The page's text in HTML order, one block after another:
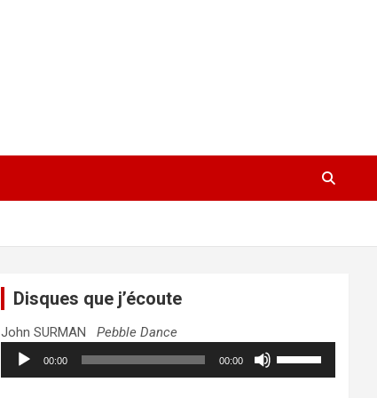
Disques que j’écoute
John SURMANPebble Dance
Lecteur
audio
00:00 00:00